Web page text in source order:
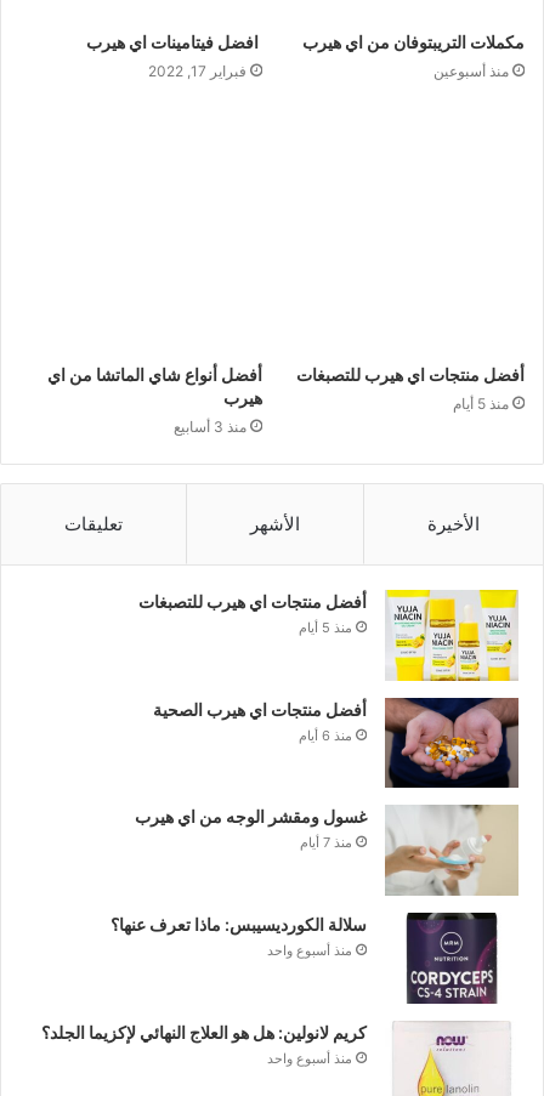
مكملات التريبتوفان من اي هيرب
منذ أسبوعين
افضل فيتامينات اي هيرب
فبراير 17, 2022
أفضل منتجات اي هيرب للتصبغات
منذ 5 أيام
أفضل أنواع شاي الماتشا من اي
هيرب
منذ 3 أسابيع
الأخيرة الأشهر تعليقات
أفضل منتجات اي هيرب للتصبغات
منذ 5 أيام
أفضل منتجات اي هيرب الصحية
منذ 6 أيام
غسول ومقشر الوجه من اي هيرب
منذ 7 أيام
سلالة الكورديسيبس: ماذا تعرف عنها؟
منذ أسبوع واحد
كريم لانولين: هل هو العلاج النهائي لإكزيما الجلد؟
منذ أسبوع واحد